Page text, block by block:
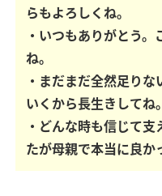
らもよろしくね。
・いつもありがとう
ね。
・まだまだ全然足り
いくから長生きしてね。
・どんな時も信じて
たが母親で本当に良か